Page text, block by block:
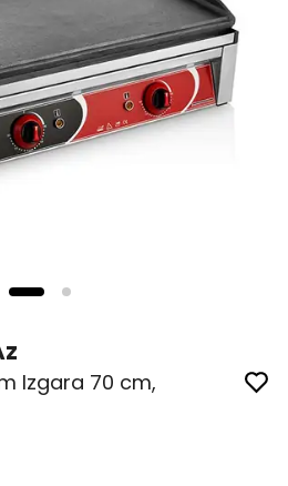
Izgara 70 cm,